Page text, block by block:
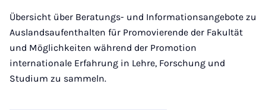
Übersicht über Beratungs- und Informationsangebote zu
Auslandsaufenthalten für Promovierende der Fakultät
und Möglichkeiten während der Promotion
internationale Erfahrung in Lehre, Forschung und
Studium zu sammeln.